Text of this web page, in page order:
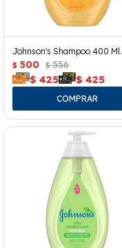
Johnson's Shampoo 400 Ml.
$ 500 $ 556
$ 425 $ 425